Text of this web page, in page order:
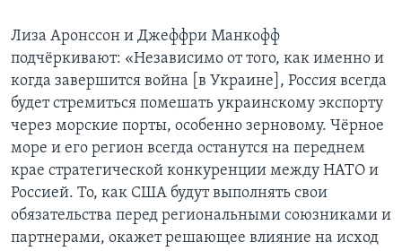
Лиза Аронссон и Джеффри Манкофф
подчёркивают: «Независимо от того, как именно и
когда завершится война [в Украине], Россия всегда
будет стремиться помешать украинскому экспорту
через морские порты, особенно зерновому. Чёрное
море и его регион всегда останутся на переднем
крае стратегической конкуренции между НАТО и
Россией. То, как США будут выполнять свои
обязательства перед региональными союзниками и
партнерами, окажет решающее влияние на исход